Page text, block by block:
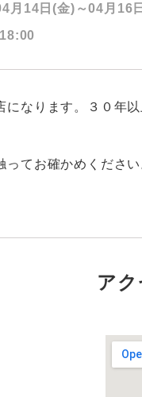
月14日(金)～04月16
になります。３０年
てお確かめください
アク